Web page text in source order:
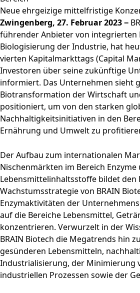
Neue ehrgeizige mittelfristige
Zwingenberg, 27. Februar 2023 −
führender Anbieter von integrierten
Biologisierung der Industrie, hat
vierten Kapitalmarkttags (Capital
Investoren über seine zukünftige
informiert. Das Unternehmen sieht
Biotransformation der Wirtschaft
positioniert, um von den starken
Nachhaltigkeitsinitiativen in den
Ernährung und Umwelt zu
Der Aufbau zum internationalen
Nischenmärkten im Bereich Enzyme
Lebensmittelinhaltsstoffe bildet
Wachstumsstrategie von BRAIN
Enzymaktivitäten der
auf die Bereiche Lebensmittel,
konzentrieren. Verwurzelt in der
BRAIN Biotech die Megatrends hin
gesünderen Lebensmitteln,
Industrialisierung, der Minimierung
industriellen Prozessen sowie der